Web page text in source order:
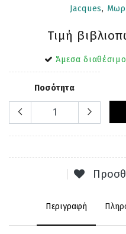
Jacques,
Τιμή
Άμεσα
Ποσότητα
Περιγραφή